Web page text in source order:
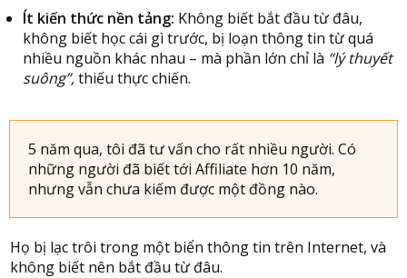
Ít kiến thức nền tảng: Không biết bắt đầu từ đâu,
không biết học cái gì trước, bị loạn thông tin từ quá
nhiều nguồn khác nhau – mà phần lớn chỉ là “lý thuyết
suông”,thiếu thực chiến.
5 năm qua, tôi đã tư vấn cho rất nhiều người. Có
những người đã biết tới Affiliate hơn 10 năm,
nhưng vẫn chưa kiếm được một đồng nào.
Họ bị lạc trôi trong một biển thông tin trên Internet, và
không biết nên bắt đầu từ đâu.